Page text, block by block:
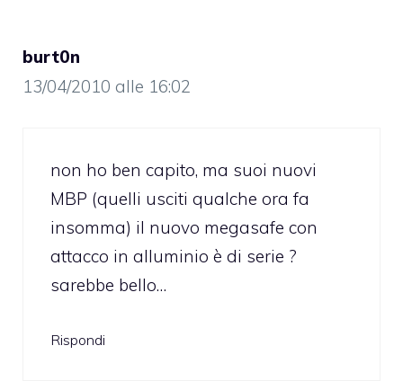
burt0n
13/04/2010 alle 16:02
non ho ben capito, ma suoi nuovi
MBP (quelli usciti qualche ora fa
insomma) il nuovo megasafe con
attacco in alluminio è di serie ?
sarebbe bello…
Rispondi